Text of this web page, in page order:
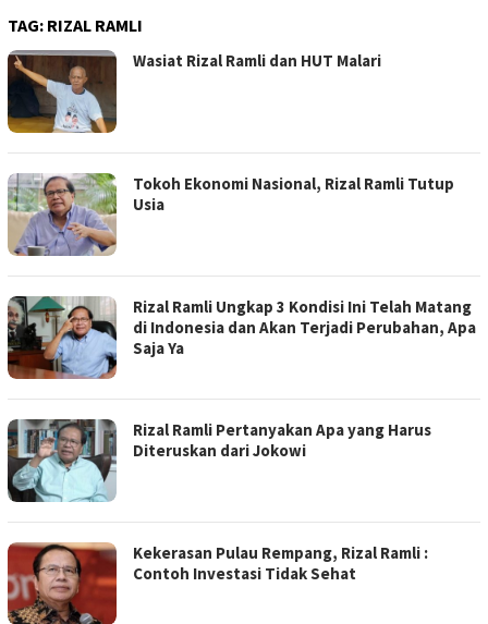
TAG: RIZAL RAMLI
Wasiat Rizal Ramli dan HUT Malari
Tokoh Ekonomi Nasional, Rizal Ramli Tutup
Usia
Rizal Ramli Ungkap 3 Kondisi Ini Telah Matang
di Indonesia dan Akan Terjadi Perubahan, Apa
Saja Ya
Rizal Ramli Pertanyakan Apa yang Harus
Diteruskan dari Jokowi
Kekerasan Pulau Rempang, Rizal Ramli :
Contoh Investasi Tidak Sehat